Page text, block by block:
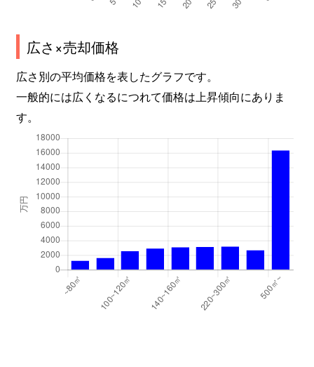
広さ×売却価格
広さ別の平均価格を表したグラフです。
一般的には広くなるにつれて価格は上昇傾向にありま
す。